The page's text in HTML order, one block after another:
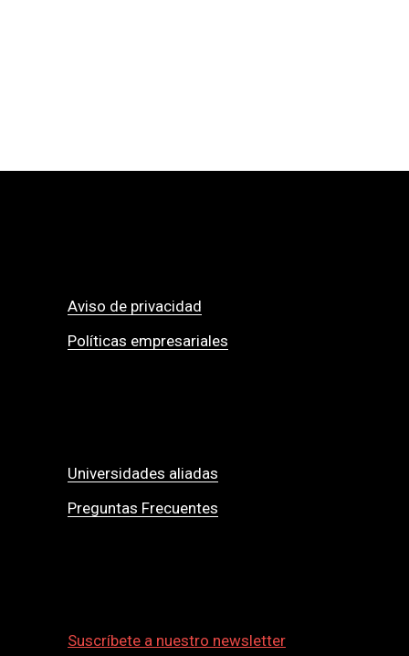
Aviso de privacidad
Políticas empresariales
Universidades aliadas
Preguntas Frecuentes
Suscríbete a nuestro newsletter